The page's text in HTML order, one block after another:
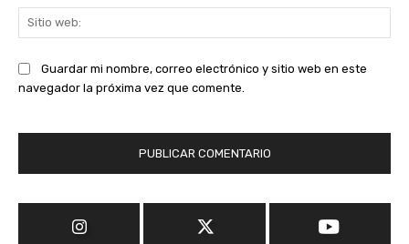
Guardar mi nombre, correo electrónico y sitio web en este
navegador la próxima vez que comente.